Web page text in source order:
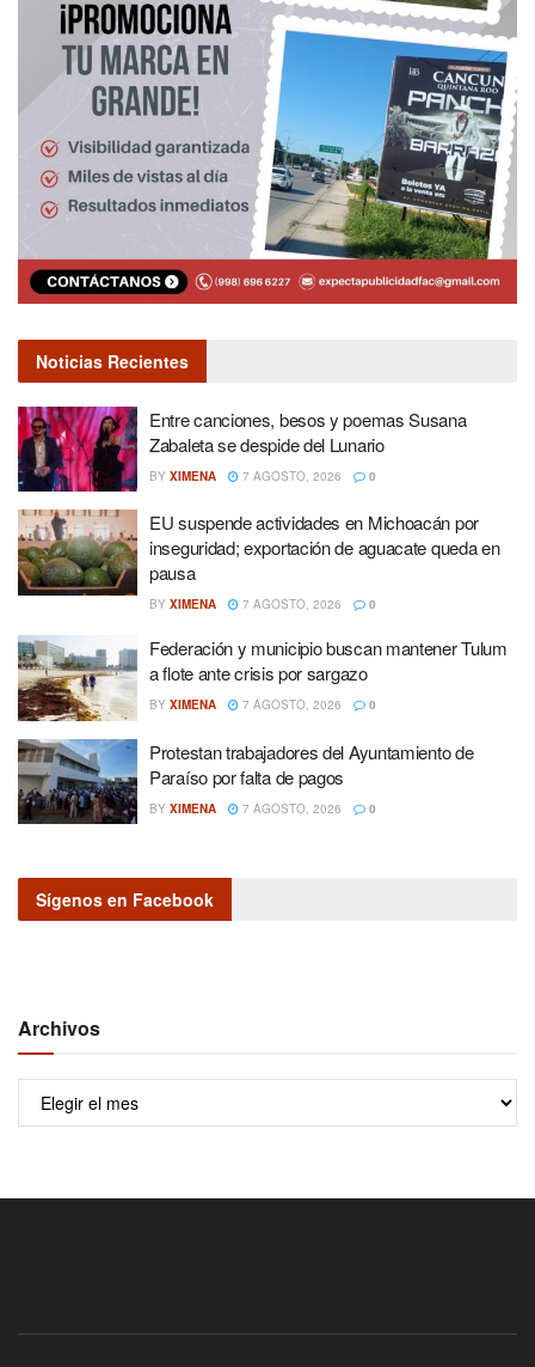
Noticias Recientes
Entre canciones, besos y poemas Susana
Zabaleta se despide del Lunario
BY XIMENA 7 AGOSTO, 2026 0
EU suspende actividades en Michoacán por
inseguridad; exportación de aguacate queda en
pausa
BY XIMENA 7 AGOSTO, 2026 0
Federación y municipio buscan mantener Tulum
a flote ante crisis por sargazo
BY XIMENA 7 AGOSTO, 2026 0
Protestan trabajadores del Ayuntamiento de
Paraíso por falta de pagos
BY XIMENA 7 AGOSTO, 2026 0
Sígenos en Facebook
Archivos
Archivos